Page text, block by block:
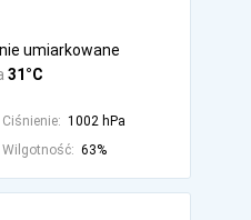
31°C
umiarkowane
Ciśnienie: 1002 hPa
Wilgotność: 63%